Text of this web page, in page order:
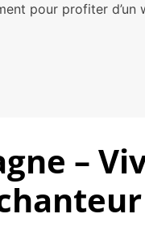
pour profiter
–